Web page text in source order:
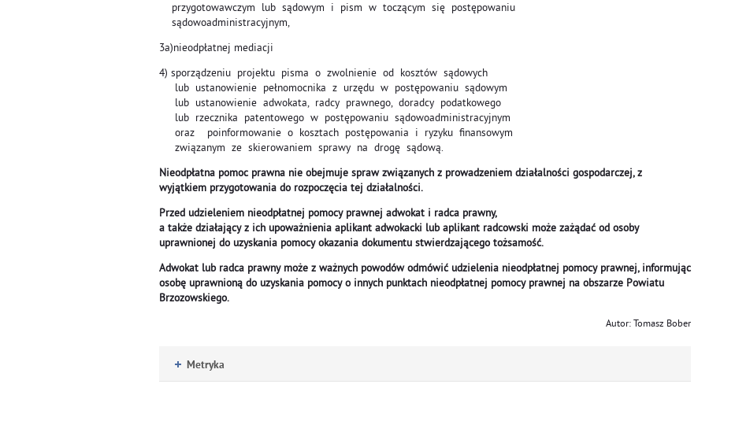
przygotowawczym lub sądowym i pism w toczącym się postępowaniu
sądowoadministracyjnym,
3a)nieodpłatnej mediacji
4) sporządzeniu projektu pisma o zwolnienie od kosztów sądowych
lub ustanowienie pełnomocnika z urzędu w postępowaniu sądowym
lub ustanowienie adwokata, radcy prawnego, doradcy podatkowego
lub rzecznika patentowego w postępowaniu sądowoadministracyjnym
oraz poinformowanie o kosztach postępowania i ryzyku finansowym
związanym ze skierowaniem sprawy na drogę sądową.
Nieodpłatna pomoc prawna nie obejmuje spraw związanych z prowadzeniem działalności gospodarczej, z
wyjątkiem przygotowania do rozpoczęcia tej działalności.
Przed udzieleniem nieodpłatnej pomocy prawnej adwokat i radca prawny,
a także działający z ich upoważnienia aplikant adwokacki lub aplikant radcowski może zażądać od osoby
uprawnionej do uzyskania pomocy okazania dokumentu stwierdzającego tożsamość.
Adwokat lub radca prawny może z ważnych powodów odmówić udzielenia nieodpłatnej pomocy prawnej, informując
osobę uprawnioną do uzyskania pomocy o innych punktach nieodpłatnej pomocy prawnej na obszarze Powiatu
Brzozowskiego.
Autor: Tomasz Bober
Metryka